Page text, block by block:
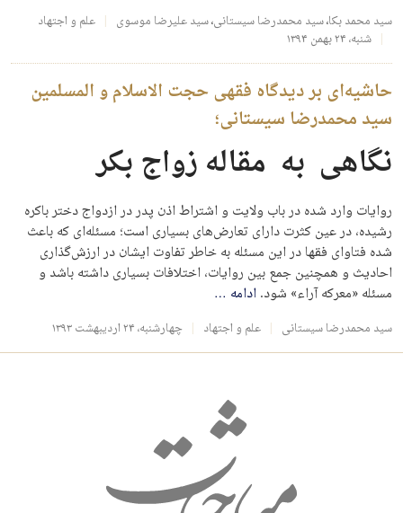
سید محمد بکا،سید محمدرضا سیستانی،سید علیرضا موسوی
علم و اجتهاد
شنبه، ۲۴ بهمن ۱۳۹۴
حاشیه‌ای بر دیدگاه فقهی حجت الاسلام و المسلمین
سید محمدرضا سیستانی؛
نگاهی​ ​ به ​ مقاله زواج بکر​​ ​
روایات وارد شده در باب ولایت و اشتراط اذن پدر در ازدواج دختر باکره
رشیده، در عین کثرت دارای تعارض‌های بسیاری است؛ مسئله‌ای که باعث
شده فتاوای فقها در این مسئله به خاطر تفاوت ایشان در ارزش‌گذاری
احادیث و همچنین جمع بین روایات، اختلافات بسیاری داشته باشد و
مسئله «معرکه آراء» شود.ادامه …
سید محمدرضا سیستانی علم و اجتهاد چهارشنبه، ۲۴ اردیبهشت ۱۳۹۳